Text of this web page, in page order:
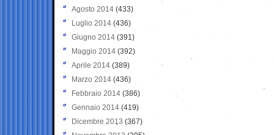
Agosto 2014 (433)
Luglio 2014 (436)
Giugno 2014 (391)
Maggio 2014 (392)
Aprile 2014 (389)
Marzo 2014 (436)
Febbraio 2014 (386)
Gennaio 2014 (419)
Dicembre 2013 (367)